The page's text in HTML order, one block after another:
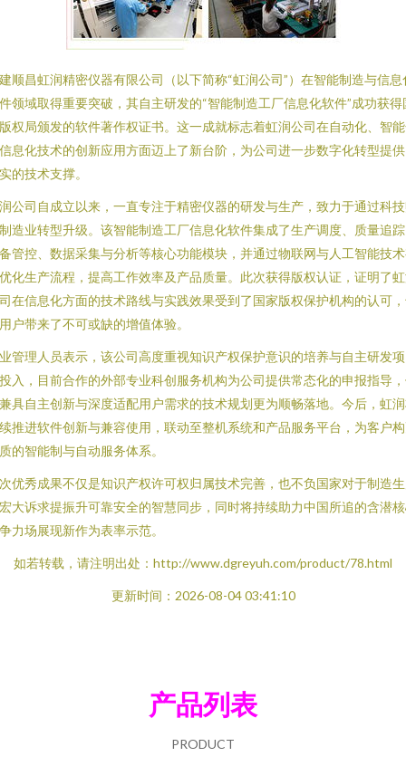
顺昌虹润精密仪器有限公司（以下简称“虹润公司”）在智能制造与信息
领域取得重要突破，其自主研发的“智能制造工厂信息化软件”成功获得
权局颁发的软件著作权证书。这一成就标志着虹润公司在自动化、智
息化技术的创新应用方面迈上了新台阶，为公司进一步数字化转型提
的技术支撑。
公司自成立以来，一直专注于精密仪器的研发与生产，致力于通过科
造业转型升级。该智能制造工厂信息化软件集成了生产调度、质量追
管控、数据采集与分析等核心功能模块，并通过物联网与人工智能技
化生产流程，提高工作效率及产品质量。此次获得版权认证，证明了
在信息化方面的技术路线与实践效果受到了国家版权保护机构的认可
户带来了不可或缺的增值体验。
管理人员表示，该公司高度重视知识产权保护意识的培养与自主研发
入，目前合作的外部专业科创服务机构为公司提供常态化的申报指导
具自主创新与深度适配用户需求的技术规划更为顺畅落地。今后，虹
推进软件创新与兼容使用，联动至整机系统和产品服务平台，为客户
的智能制与自动服务体系。
优秀成果不仅是知识产权许可权归属技术完善，也不负国家对于制造
大诉求提振升可靠安全的智慧同步，同时将持续助力中国所追的含潜
力场展现新作为表率示范。
如若转载，请注明出处：http://www.dgreyuh.com/product/78.html
更新时间：2026-08-04 03:41:10
产品列表
PRODUCT